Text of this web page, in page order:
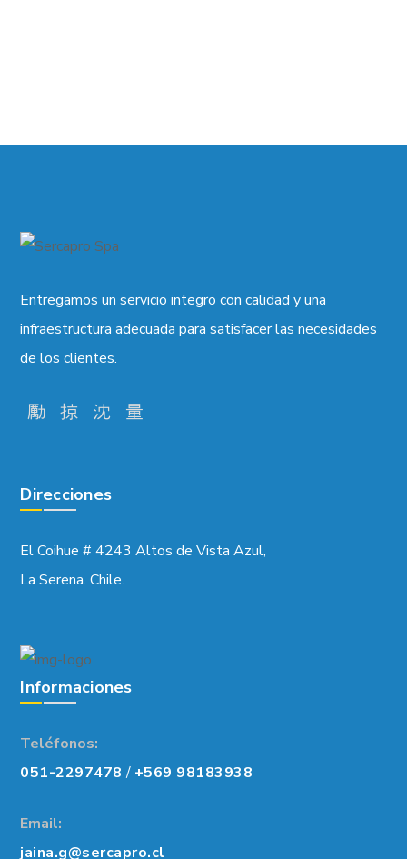
Entregamos un servicio integro con calidad y una
infraestructura adecuada para satisfacer las necesidades
de los clientes.
Direcciones
El Coihue # 4243 Altos de Vista Azul,
La Serena. Chile.
Informaciones
Teléfonos:
051-2297478 / +569 98183938
Email:
jaina.g@sercapro.cl